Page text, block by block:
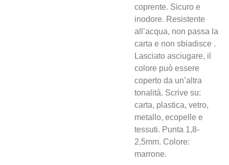
coprente. Sicuro e
inodore. Resistente
all’acqua, non passa la
carta e non sbiadisce .
Lasciato asciugare, il
colore può essere
coperto da un’altra
tonalità. Scrive su:
carta, plastica, vetro,
metallo, ecopelle e
tessuti. Punta 1,8-
2,5mm. Colore:
marrone.